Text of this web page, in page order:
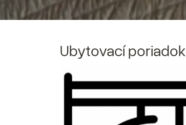
Ubytovací poriadok